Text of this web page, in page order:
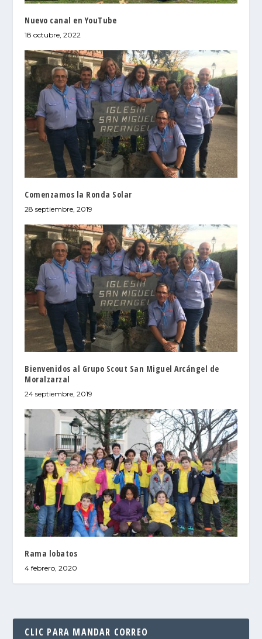
Nuevo canal en YouTube
18 octubre, 2022
Comenzamos la Ronda Solar
28 septiembre, 2019
Bienvenidos al Grupo Scout San Miguel Arcángel de
Moralzarzal
24 septiembre, 2019
Rama lobatos
4 febrero, 2020
CLIC PARA MANDAR CORREO